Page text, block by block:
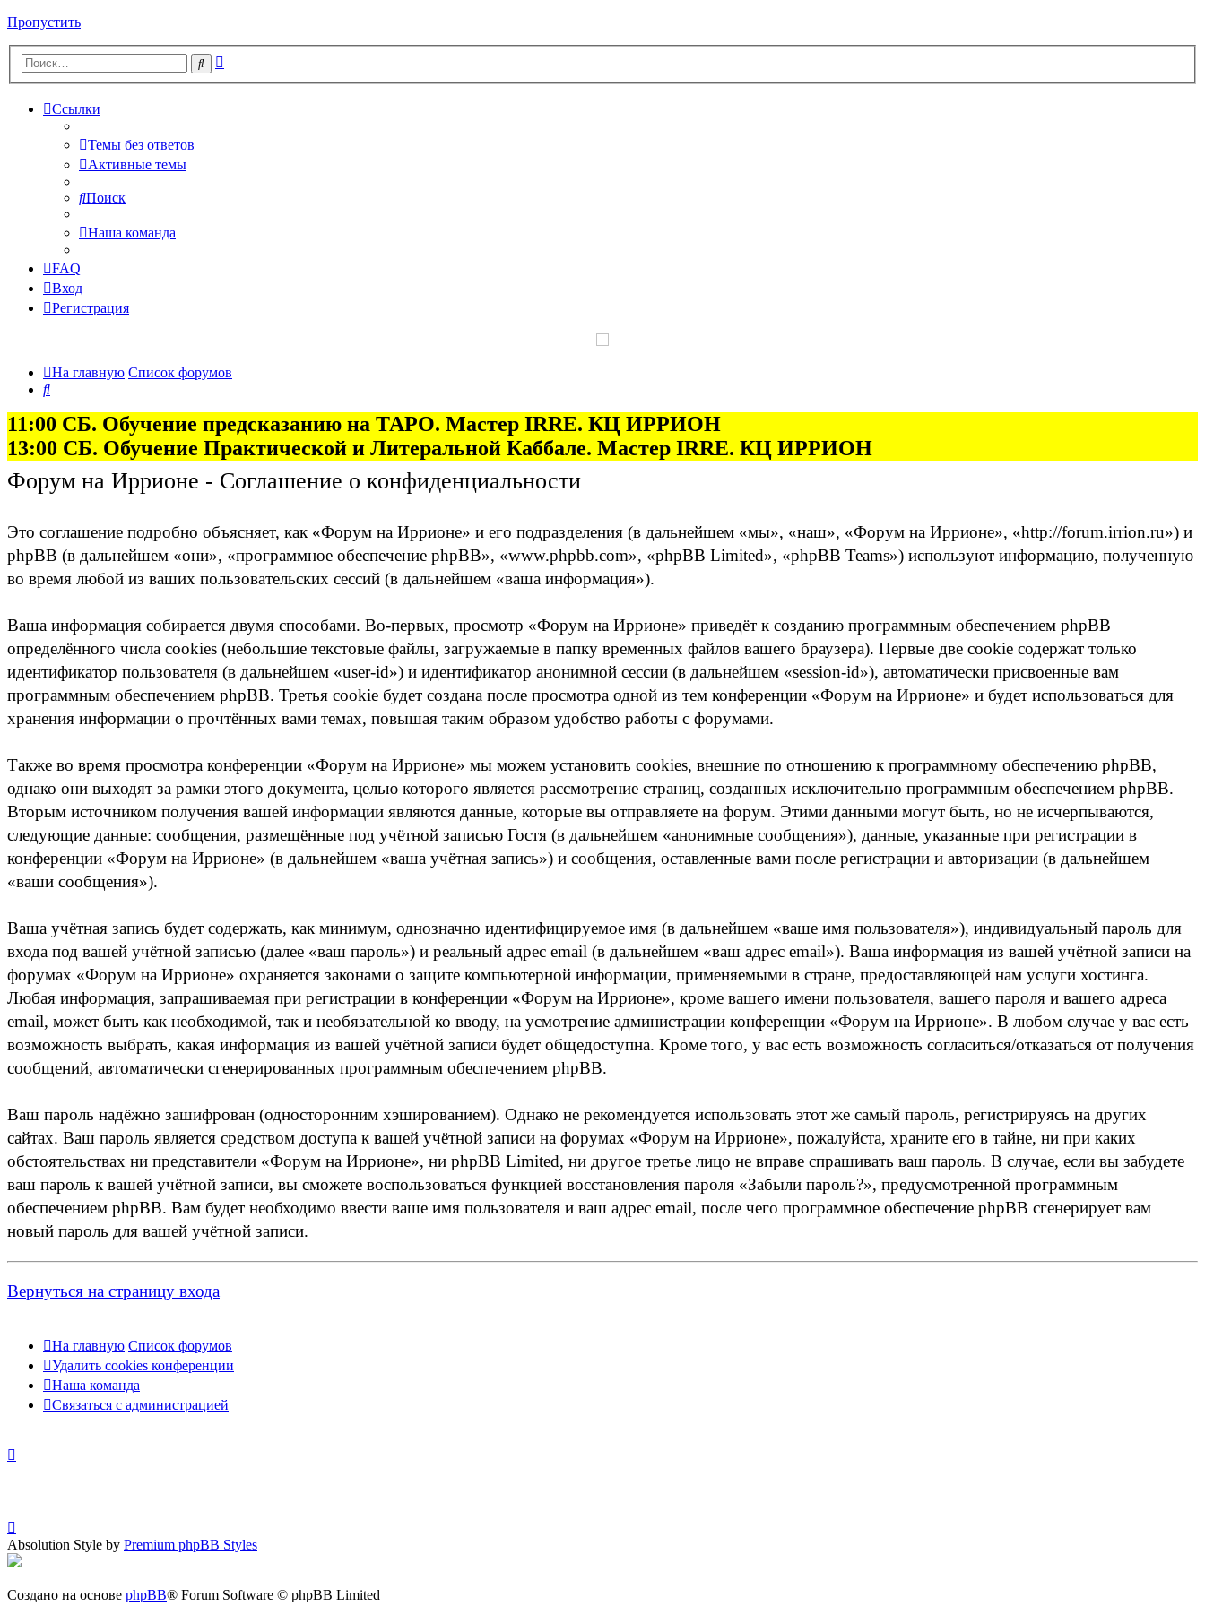
Пропустить
Поиск
Ссылки
Темы без ответов
Активные темы
Поиск
Наша команда
FAQ
Вход
Регистрация
На главную Список форумов
Поиск
11:00 СБ. Обучение предсказанию на ТАРО. Мастер IRRE. КЦ ИРРИОН
13:00 СБ. Обучение Практической и Литеральной Каббале. Мастер IRRE. КЦ ИРРИОН
Форум на Иррионе - Соглашение о конфиденциальности
Это соглашение подробно объясняет, как «Форум на Иррионе» и его подразделения (в дальнейшем «мы», «наш», «Форум на Иррионе», «http://forum.irrion.ru») и
phpBB (в дальнейшем «они», «программное обеспечение phpBB», «www.phpbb.com», «phpBB Limited», «phpBB Teams») используют информацию, полученную
во время любой из ваших пользовательских сессий (в дальнейшем «ваша информация»).
Ваша информация собирается двумя способами. Во-первых, просмотр «Форум на Иррионе» приведёт к созданию программным обеспечением phpBB
определённого числа cookies (небольшие текстовые файлы, загружаемые в папку временных файлов вашего браузера). Первые две cookie содержат только
идентификатор пользователя (в дальнейшем «user-id») и идентификатор анонимной сессии (в дальнейшем «session-id»), автоматически присвоенные вам
программным обеспечением phpBB. Третья cookie будет создана после просмотра одной из тем конференции «Форум на Иррионе» и будет использоваться для
хранения информации о прочтённых вами темах, повышая таким образом удобство работы с форумами.
Также во время просмотра конференции «Форум на Иррионе» мы можем установить cookies, внешние по отношению к программному обеспечению phpBB,
однако они выходят за рамки этого документа, целью которого является рассмотрение страниц, созданных исключительно программным обеспечением phpBB.
Вторым источником получения вашей информации являются данные, которые вы отправляете на форум. Этими данными могут быть, но не исчерпываются,
следующие данные: сообщения, размещённые под учётной записью Гостя (в дальнейшем «анонимные сообщения»), данные, указанные при регистрации в
конференции «Форум на Иррионе» (в дальнейшем «ваша учётная запись») и сообщения, оставленные вами после регистрации и авторизации (в дальнейшем
«ваши сообщения»).
Ваша учётная запись будет содержать, как минимум, однозначно идентифицируемое имя (в дальнейшем «ваше имя пользователя»), индивидуальный пароль для
входа под вашей учётной записью (далее «ваш пароль») и реальный адрес email (в дальнейшем «ваш адрес email»). Ваша информация из вашей учётной записи на
форумах «Форум на Иррионе» охраняется законами о защите компьютерной информации, применяемыми в стране, предоставляющей нам услуги хостинга.
Любая информация, запрашиваемая при регистрации в конференции «Форум на Иррионе», кроме вашего имени пользователя, вашего пароля и вашего адреса
email, может быть как необходимой, так и необязательной ко вводу, на усмотрение администрации конференции «Форум на Иррионе». В любом случае у вас есть
возможность выбрать, какая информация из вашей учётной записи будет общедоступна. Кроме того, у вас есть возможность согласиться/отказаться от получения
сообщений, автоматически сгенерированных программным обеспечением phpBB.
Ваш пароль надёжно зашифрован (односторонним хэшированием). Однако не рекомендуется использовать этот же самый пароль, регистрируясь на других
сайтах. Ваш пароль является средством доступа к вашей учётной записи на форумах «Форум на Иррионе», пожалуйста, храните его в тайне, ни при каких
обстоятельствах ни представители «Форум на Иррионе», ни phpBB Limited, ни другое третье лицо не вправе спрашивать ваш пароль. В случае, если вы забудете
ваш пароль к вашей учётной записи, вы сможете воспользоваться функцией восстановления пароля «Забыли пароль?», предусмотренной программным
обеспечением phpBB. Вам будет необходимо ввести ваше имя пользователя и ваш адрес email, после чего программное обеспечение phpBB сгенерирует вам
новый пароль для вашей учётной записи.
Вернуться на страницу входа
На главную Список форумов
Удалить cookies конференции
Наша команда
Связаться с администрацией
Absolution Style by Premium phpBB Styles
Создано на основе phpBB® Forum Software © phpBB Limited